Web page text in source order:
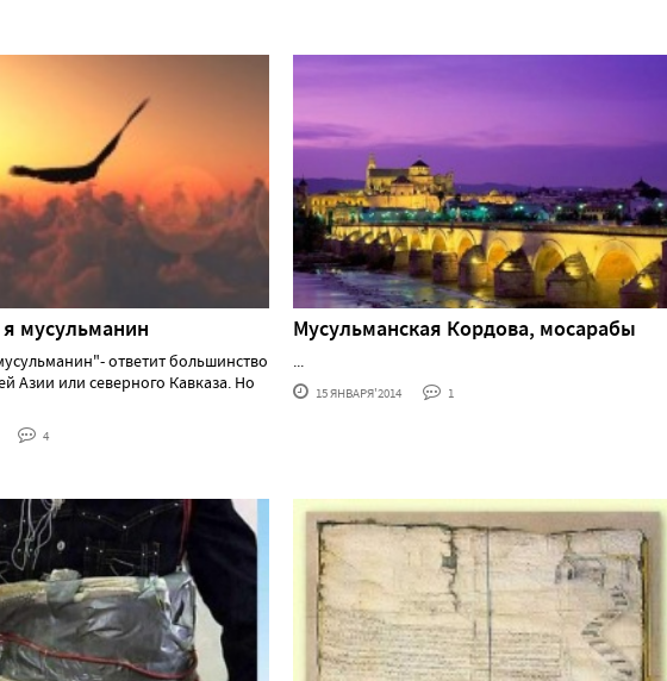
мусульманин
ответит большинство
Азии или северного Кавказа. Но
4
Мусульманская Кордова, мосарабы
...
15 ЯНВАРЯ'2014 1